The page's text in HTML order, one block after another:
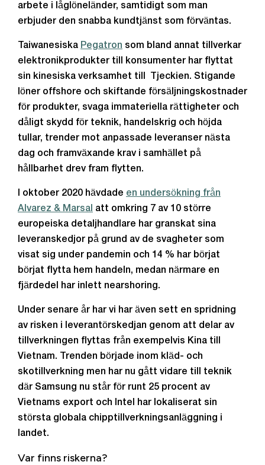
arbete i låglöneländer, samtidigt som man
erbjuder den snabba kundtjänst som förväntas.
Taiwanesiska Pegatron som bland annat tillverkar
elektronikprodukter till konsumenter har flyttat
sin kinesiska verksamhet till Tjeckien. Stigande
löner offshore och skiftande försäljningskostnader
för produkter, svaga immateriella rättigheter och
dåligt skydd för teknik, handelskrig och höjda
tullar, trender mot anpassade leveranser nästa
dag och framväxande krav i samhället på
hållbarhet drev fram flytten.
I oktober 2020 hävdade en undersökning från
Alvarez & Marsal
att omkring 7 av 10 större
europeiska detaljhandlare har granskat sina
leveranskedjor på grund av de svagheter som
visat sig under pandemin och 14 % har börjat
börjat flytta hem handeln, medan närmare en
fjärdedel har inlett nearshoring.
Under senare år har vi har även sett en spridning
av risken i leverantörskedjan genom att delar av
tillverkningen flyttas från exempelvis Kina till
Vietnam. Trenden började inom kläd- och
skotillverkning men har nu gått vidare till teknik
där Samsung nu står för runt 25 procent av
Vietnams export och Intel har lokaliserat sin
största globala chipptillverkningsanläggning i
landet.
Var finns riskerna?